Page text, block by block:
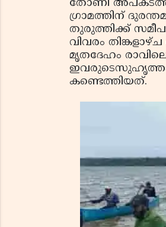
തോണി
ഗ്രാമത്തിന്
തുരുത്തിക്ക്
വിവരം
മൃതദേഹം
കണ്ടെത്തിയത്.